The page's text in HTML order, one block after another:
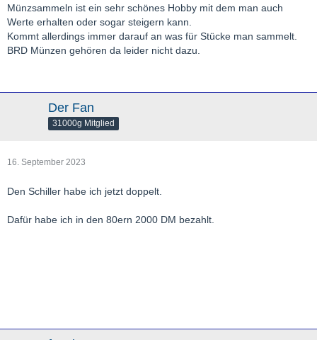
Münzsammeln ist ein sehr schönes Hobby mit dem man auch
Werte erhalten oder sogar steigern kann.
Kommt allerdings immer darauf an was für Stücke man sammelt.
BRD Münzen gehören da leider nicht dazu.
Der Fan
31000g Mitglied
16. September 2023
Den Schiller habe ich jetzt doppelt.
Dafür habe ich in den 80ern 2000 DM bezahlt.